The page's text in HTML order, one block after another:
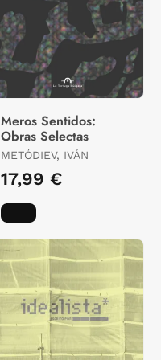
Meros Sentidos:
Obras Selectas
METÓDIEV, IVÁN
17,99 €